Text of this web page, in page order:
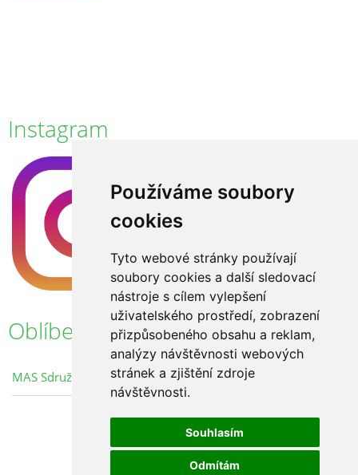
Používáme soubory
cookies
Tyto webové stránky používají
soubory cookies a další sledovací
nástroje s cílem vylepšení
uživatelského prostředí, zobrazení
přizpůsobeného obsahu a reklam,
analýzy návštěvnosti webových
stránek a zjištění zdroje
návštěvnosti.
Souhlasím
Odmítám
Instagram
Oblíbené odkazy
MAS Sdružení Růže